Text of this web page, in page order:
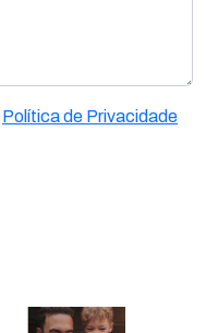
Política de Privacidade